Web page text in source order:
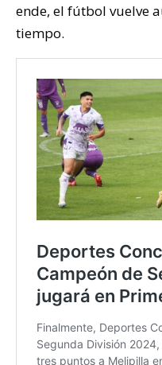
ende, el fútbol vuelve
tiempo.